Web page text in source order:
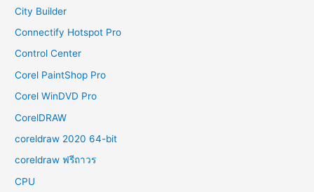
City Builder
Connectify Hotspot Pro
Control Center
Corel PaintShop Pro
Corel WinDVD Pro
CorelDRAW
coreldraw 2020 64-bit
coreldraw ฟรีถาวร
CPU